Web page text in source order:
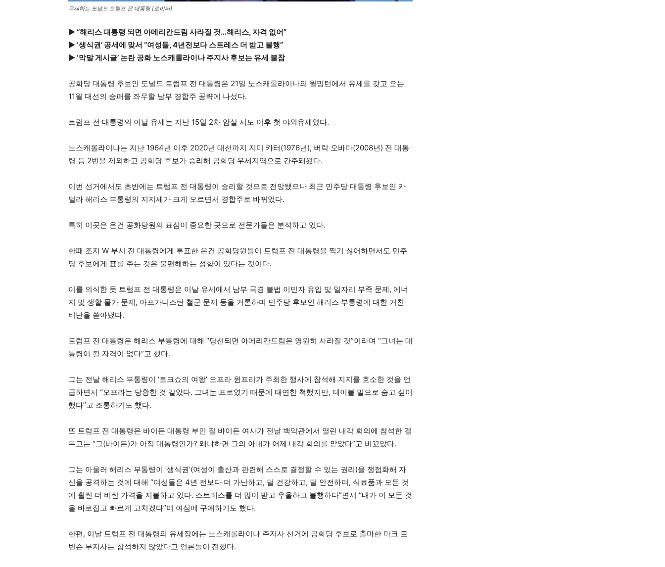
유세하는 도널드 트럼프 전 대통령 [로이터]
▶ “해리스 대통령 되면 아메리칸드림 사라질 것…해리스, 자격 없어”
▶ ‘생식권’ 공세에 맞서 “여성들, 4년전보다 스트레스 더 받고 불행”
▶ ‘막말 게시글’ 논란 공화 노스캐롤라이나 주지사 후보는 유세 불참
공화당 대통령 후보인 도널드 트럼프 전 대통령은 21일 노스캐롤라이나의 윌밍턴에서 유세를 갖고 오는
11월 대선의 승패를 좌우할 남부 경합주 공략에 나섰다.
트럼프 전 대통령의 이날 유세는 지난 15일 2차 암살 시도 이후 첫 야외유세였다.
노스캐롤라이나는 지난 1964년 이후 2020년 대선까지 지미 카터(1976년), 버락 오바마(2008년) 전 대통
령 등 2번을 제외하고 공화당 후보가 승리해 공화당 우세지역으로 간주돼왔다.
이번 선거에서도 초반에는 트럼프 전 대통령이 승리할 것으로 전망됐으나 최근 민주당 대통령 후보인 카
멀라 해리스 부통령의 지지세가 크게 오르면서 경합주로 바뀌었다.
특히 이곳은 온건 공화당원의 표심이 중요한 곳으로 전문가들은 분석하고 있다.
한때 조지 W 부시 전 대통령에게 투표한 온건 공화당원들이 트럼프 전 대통령을 찍기 싫어하면서도 민주
당 후보에게 표를 주는 것은 불편해하는 성향이 있다는 것이다.
이를 의식한 듯 트럼프 전 대통령은 이날 유세에서 남부 국경 불법 이민자 유입 및 일자리 부족 문제, 에너
지 및 생활 물가 문제, 아프가니스탄 철군 문제 등을 거론하며 민주당 후보인 해리스 부통령에 대한 거친
비난을 쏟아냈다.
트럼프 전 대통령은 해리스 부통령에 대해 “당선되면 아메리칸드림은 영원히 사라질 것”이라며 “그녀는 대
통령이 될 자격이 없다”고 했다.
그는 전날 해리스 부통령이 ‘토크쇼의 여왕’ 오프라 윈프리가 주최한 행사에 참석해 지지를 호소한 것을 언
급하면서 “오프라는 당황한 것 같았다. 그녀는 프로였기 때문에 태연한 척했지만, 테이블 밑으로 숨고 싶어
했다”고 조롱하기도 했다.
또 트럼프 전 대통령은 바이든 대통령 부인 질 바이든 여사가 전날 백악관에서 열린 내각 회의에 참석한 걸
두고는 “그(바이든)가 아직 대통령인가? 왜냐하면 그의 아내가 어제 내각 회의를 맡았다”고 비꼬았다.
그는 아울러 해리스 부통령이 ‘생식권'(여성이 출산과 관련해 스스로 결정할 수 있는 권리)을 쟁점화해 자
신을 공격하는 것에 대해 “여성들은 4년 전보다 더 가난하고, 덜 건강하고, 덜 안전하며, 식료품과 모든 것
에 훨씬 더 비싼 가격을 지불하고 있다. 스트레스를 더 많이 받고 우울하고 불행하다”면서 “내가 이 모든 것
을 바로잡고 빠르게 고치겠다”며 여심에 구애하기도 했다.
한편, 이날 트럼프 전 대통령의 유세장에는 노스캐롤라이나 주지사 선거에 공화당 후보로 출마한 마크 로
빈슨 부지사는 참석하지 않았다고 언론들이 전했다.